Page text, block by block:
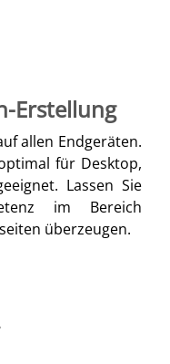
Erstellung
allen Endgeräten.
für Desktop,
Lassen Sie
im Bereich
überzeugen.